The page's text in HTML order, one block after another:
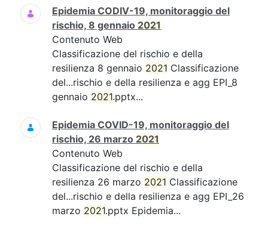
Epidemia CODIV-19, monitoraggio del
rischio, 8 gennaio 2021
Contenuto Web
Classificazione del rischio e della
resilienza 8 gennaio 2021 Classificazione
del...rischio e della resilienza e agg EPI_8
gennaio 2021.pptx...
Epidemia COVID-19, monitoraggio del
rischio, 26 marzo 2021
Contenuto Web
Classificazione del rischio e della
resilienza 26 marzo 2021 Classificazione
del...rischio e della resilienza e agg EPI_26
marzo 2021.pptx Epidemia...